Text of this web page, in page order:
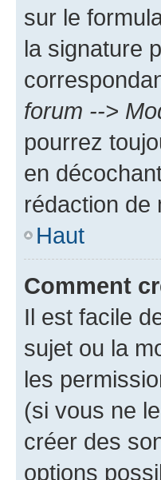
sur le
la signature
forum -->
pourrez
en
rédaction de
Haut
Comment
Il est facile
sujet ou la
les
(si vous ne
créer des
options